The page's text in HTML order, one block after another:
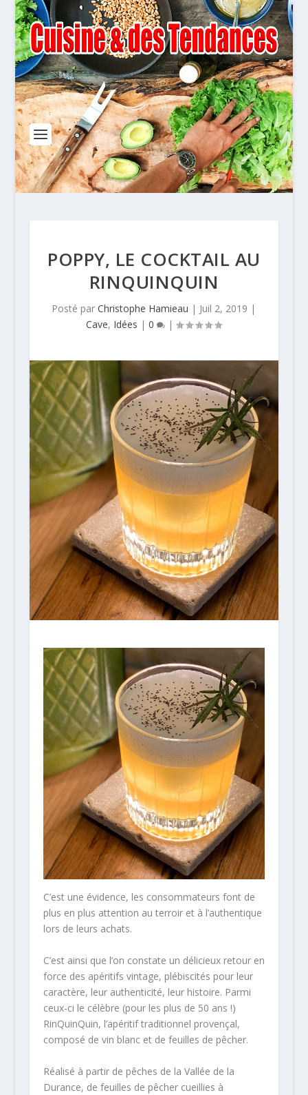
POPPY, LE COCKTAIL AU
RINQUINQUIN
Posté parChristophe Hamieau | Juil 2, 2019 |
Cave, Idées |0 |
C’est une évidence, les consommateurs font de
plus en plus attention au terroir et à l’authentique
lors de leurs achats.
C’est ainsi que l’on constate un délicieux retour en
force des apéritifs vintage, plébiscités pour leur
caractère, leur authenticité, leur histoire. Parmi
ceux-ci le célèbre (pour les plus de 50 ans !)
RinQuinQuin, l’apéritif traditionnel provençal,
composé de vin blanc et de feuilles de pêcher.
Réalisé à partir de pêches de la Vallée de la
Durance, de feuilles de pêcher cueillies à